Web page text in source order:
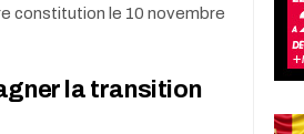
constitution le 10 novembre
la transition